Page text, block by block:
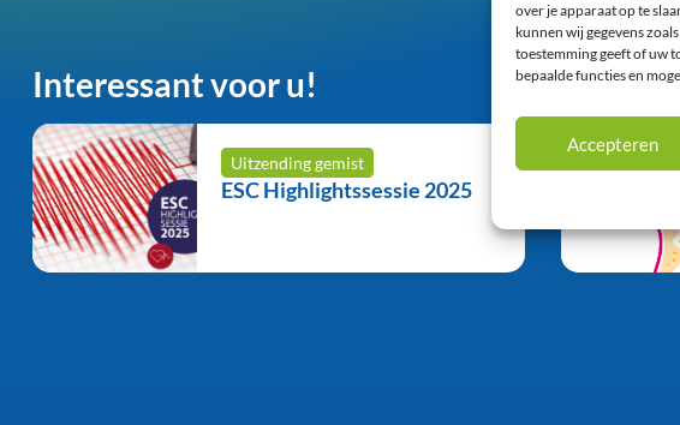
over je apparaat op te
kunnen wij gegevens
toestemming geeft of uw
bepaalde functies en
Accepteren
Interessant voor u!
ESC Highlightssessie 2025
Uitzending gemist